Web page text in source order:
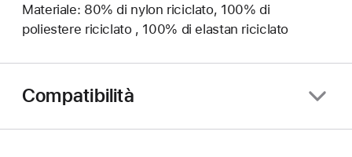
Materiale: 80% di nylon riciclato, 100% di
poliestere riciclato , 100% di elastan riciclato
Compatibilità